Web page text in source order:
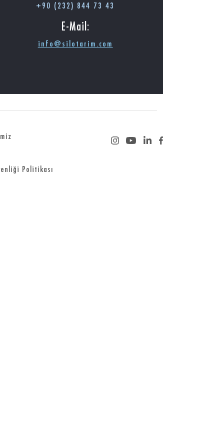
+90 (232) 844 73 43
E-Mail:
info@silotarim.com
Politikası